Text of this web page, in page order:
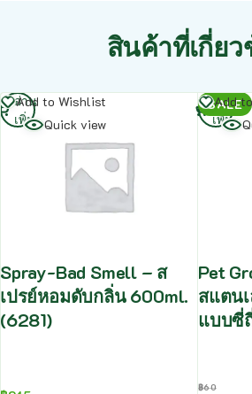
สินค้าที่เกี่ยว
Add to Wishlist
Quick view
Spray-Bad Smell – ส
เปรย์หอมดับกลิ่น 600ml.
(6281)
อ่าน
เพิ่ม
SALE
Add
Pet
สแตน
แบบซี่
฿60
อ่าน
เพิ่ม